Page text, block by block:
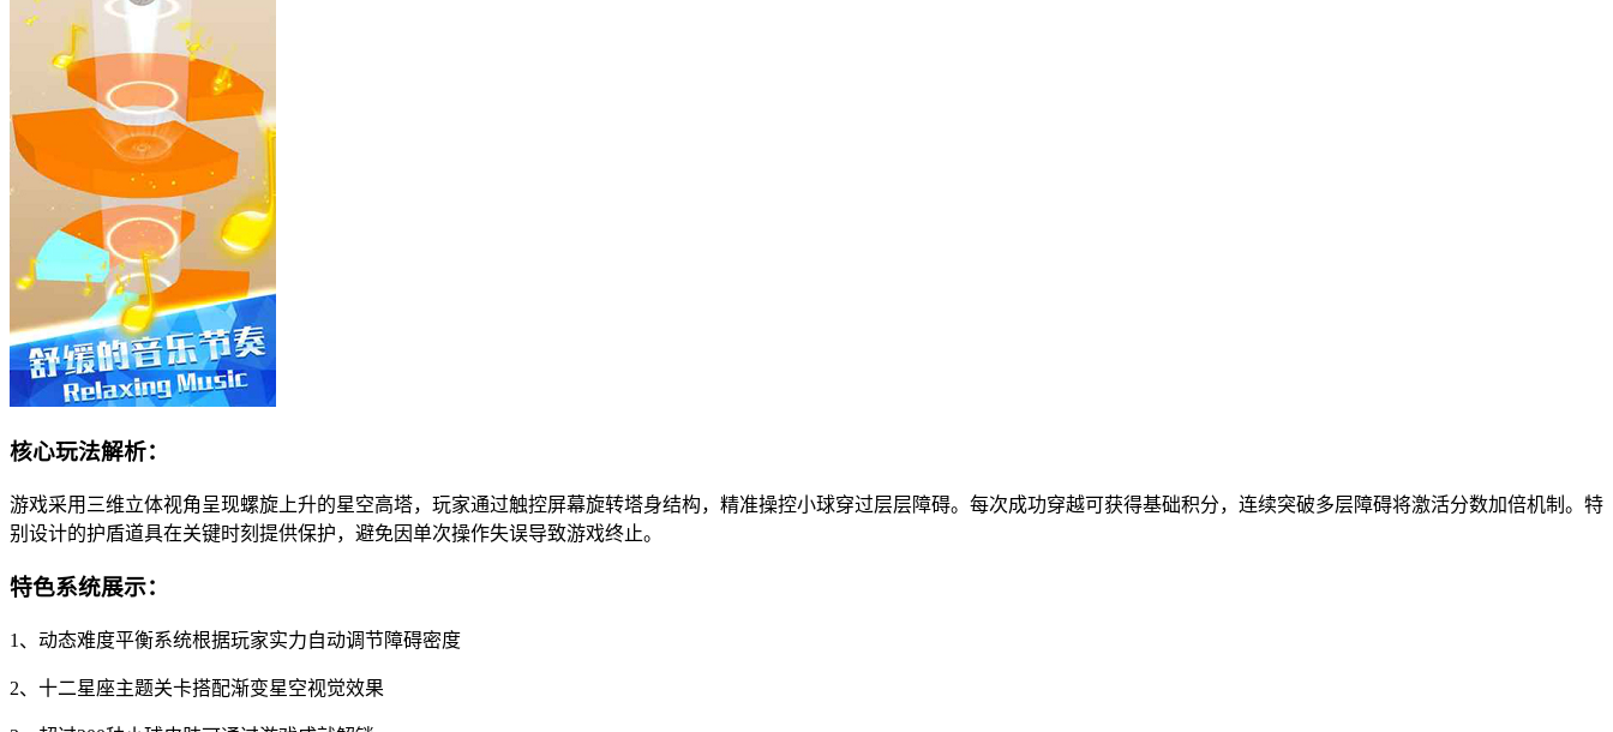
核心玩法解析：
游戏采用三维立体视角呈现螺旋上升的星空高塔，玩家通过触控屏幕旋转塔身结构，精准操控小球穿过层层障碍。每次成功穿越可获得基础积分，连续突破多层障碍将激活分数加倍机制。特
别设计的护盾道具在关键时刻提供保护，避免因单次操作失误导致游戏终止。
特色系统展示：
1、动态难度平衡系统根据玩家实力自动调节障碍密度
2、十二星座主题关卡搭配渐变星空视觉效果